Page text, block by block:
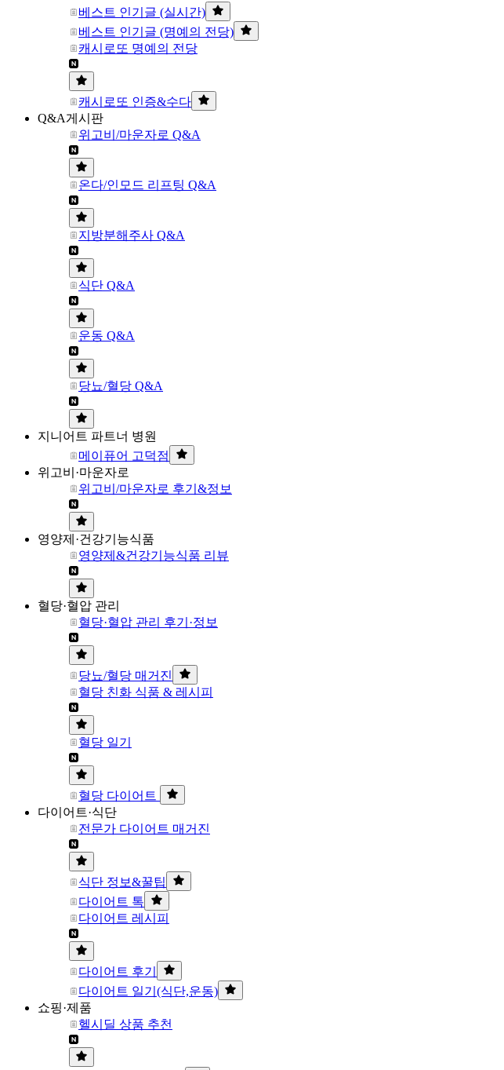
베스트 인기글 (실시간)
베스트 인기글 (명예의 전당)
캐시로또 명예의 전당
캐시로또 인증&수다
Q&A게시판
위고비/마운자로 Q&A
온다/인모드 리프팅 Q&A
지방분해주사 Q&A
식단 Q&A
운동 Q&A
당뇨/혈당 Q&A
지니어트 파트너 병원
메이퓨어 고덕점
위고비·마운자로
위고비/마운자로 후기&정보
영양제·건강기능식품
영양제&건강기능식품 리뷰
혈당·혈압 관리
혈당·혈압 관리 후기·정보
당뇨/혈당 매거진
혈당 친화 식품 & 레시피
혈당 일기
혈당 다이어트
다이어트·식단
전문가 다이어트 매거진
식단 정보&꿀팁
다이어트 톡
다이어트 레시피
다이어트 후기
다이어트 일기(식단,운동)
쇼핑·제품
헬시딜 상품 추천